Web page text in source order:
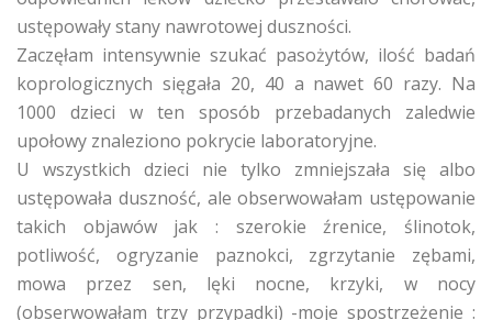
ustępowały stany nawrotowej duszności.
Zaczęłam intensywnie szukać pasożytów, ilość badań
koprologicznych sięgała 20, 40 a nawet 60 razy. Na
1000 dzieci w ten sposób przebadanych zaledwie
upołowy znaleziono pokrycie laboratoryjne.
U wszystkich dzieci nie tylko zmniejszała się albo
ustępowała duszność, ale obserwowałam ustępowanie
takich objawów jak : szerokie źrenice, ślinotok,
potliwość, ogryzanie paznokci, zgrzytanie zębami,
mowa przez sen, lęki nocne, krzyki, w nocy
(obserwowałam trzy przypadki) -moje spostrzeżenie :